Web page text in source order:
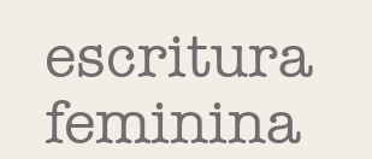
escritura
feminina